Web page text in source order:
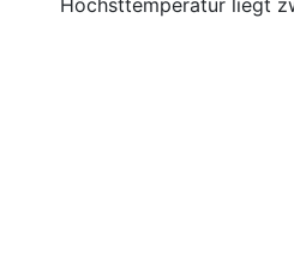
Höchsttemperatur liegt